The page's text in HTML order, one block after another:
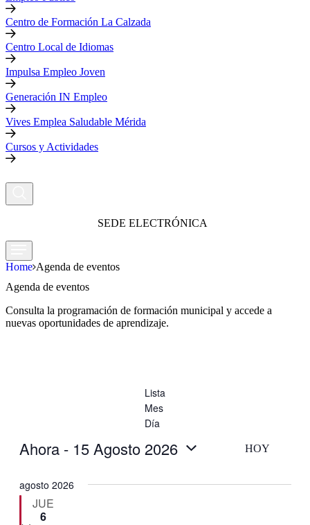
Centro de Formación La Calzada
Centro Local de Idiomas
Impulsa Empleo Joven
Generación IN Empleo
Vives Emplea Saludable Mérida
Cursos y Actividades
SEDE ELECTRÓNICA
Home Agenda de eventos
Agenda de eventos
Consulta la programación de formación municipal y accede a
nuevas oportunidades de aprendizaje.
Lista
Mes
Día
HOY
Ahora - 15 Agosto 2026
fecha.
agosto 2026
JUE
6